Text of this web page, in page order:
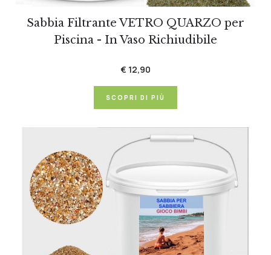
Sabbia Filtrante VETRO QUARZO per
Piscina - In Vaso Richiudibile
€ 12,90
SCOPRI DI PIÙ